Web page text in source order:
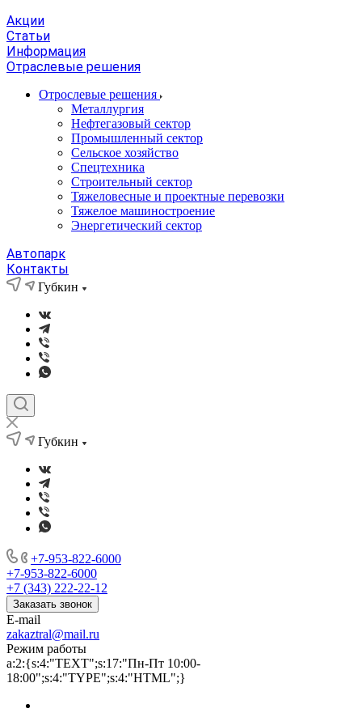
Акции
Статьи
Информация
Отраслевые решения
Отрослевые решения
Металлургия
Нефтегазовый сектор
Промышленный сектор
Сельское хозяйство
Спецтехника
Строительный сектор
Тяжеловесные и проектные перевозки
Тяжелое машиностроение
Энергетический сектор
Автопарк
Контакты
Губкин
Губкин
+7-953-822-6000
+7-953-822-6000
+7 (343) 222-22-12
Заказать звонок
E-mail
zakaztral@mail.ru
Режим работы
a:2:{s:4:"TEXT";s:17:"Пн-Пт 10:00-
18:00";s:4:"TYPE";s:4:"HTML";}